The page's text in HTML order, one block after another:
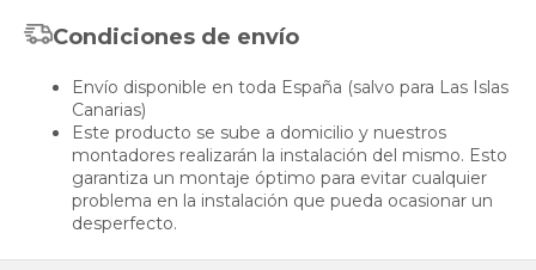
Condiciones de envío
Envío disponible en toda España (salvo para Las Islas
Canarias)
Este producto se sube a domicilio y nuestros
montadores realizarán la instalación del mismo. Esto
garantiza un montaje óptimo para evitar cualquier
problema en la instalación que pueda ocasionar un
desperfecto.